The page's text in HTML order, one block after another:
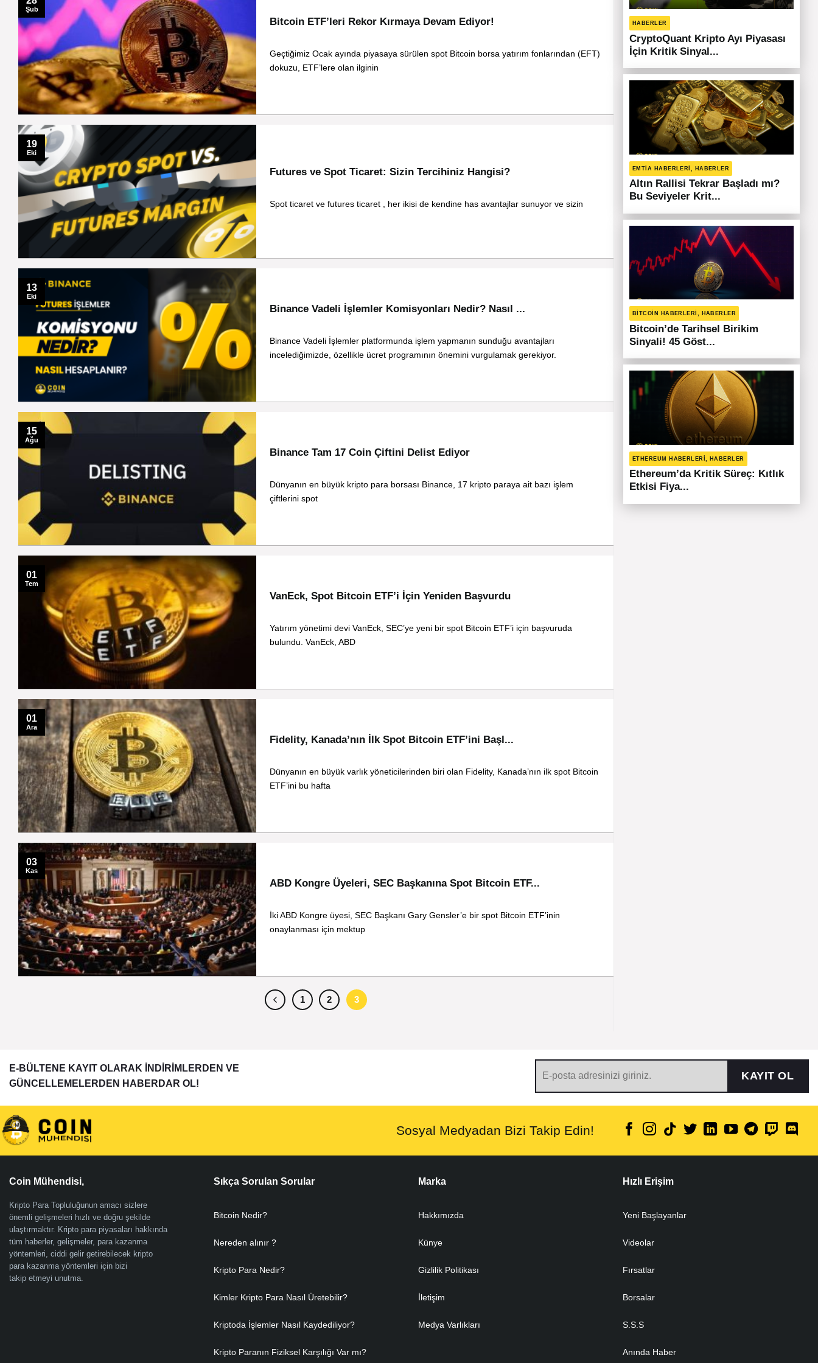
Bitcoin ETF’leri Rekor Kırmaya Devam Ediyor!
Geçtiğimiz Ocak ayında piyasaya sürülen spot Bitcoin borsa yatırım fonlarından (EFT)
dokuzu, ETF’lere olan ilginin
Şub
Futures ve Spot Ticaret: Sizin Tercihiniz Hangisi?
Spot ticaret ve futures ticaret , her ikisi de kendine has avantajlar sunuyor ve sizin
19
Eki
Binance Vadeli İşlemler Komisyonları Nedir? Nasıl ...
Binance Vadeli İşlemler platformunda işlem yapmanın sunduğu avantajları
incelediğimizde, özellikle ücret programının önemini vurgulamak gerekiyor.
13
Eki
Binance Tam 17 Coin Çiftini Delist Ediyor
Dünyanın en büyük kripto para borsası Binance, 17 kripto paraya ait bazı işlem
çiftlerini spot
15
Ağu
VanEck, Spot Bitcoin ETF’i İçin Yeniden Başvurdu
Yatırım yönetimi devi VanEck, SEC’ye yeni bir spot Bitcoin ETF’i için başvuruda
bulundu. VanEck, ABD
01
Tem
Fidelity, Kanada’nın İlk Spot Bitcoin ETF’ini Başl...
Dünyanın en büyük varlık yöneticilerinden biri olan Fidelity, Kanada’nın ilk spot Bitcoin
ETF’ini bu hafta
01
Ara
ABD Kongre Üyeleri, SEC Başkanına Spot Bitcoin ETF...
İki ABD Kongre üyesi, SEC Başkanı Gary Gensler’e bir spot Bitcoin ETF’inin
onaylanması için mektup
03
Kas
1 2 3
HABERLER
CryptoQuant Kripto Ayı Piyasası
İçin Kritik Sinyal...
EMTIA HABERLERI, HABERLER
Altın Rallisi Tekrar Başladı mı?
Bu Seviyeler Krit...
BITCOIN HABERLERI, HABERLER
Bitcoin’de Tarihsel Birikim
Sinyali! 45 Göst...
ETHEREUM HABERLERI, HABERLER
Ethereum’da Kritik Süreç: Kıtlık
Etkisi Fiya...
E-BÜLTENE KAYIT OLARAK İNDİRİMLERDEN VE
GÜNCELLEMELERDEN HABERDAR OL!
KAYIT OL
Sosyal Medyadan Bizi Takip Edin!
Coin Mühendisi,
Kripto Para Topluluğunun amacı sizlere
önemli gelişmeleri hızlı ve doğru şekilde
ulaştırmaktır. Kripto para piyasaları hakkında
tüm haberler, gelişmeler, para kazanma
yöntemleri, ciddi gelir getirebilecek kripto
para kazanma yöntemleri için bizi
takip etmeyi unutma.
Sıkça Sorulan Sorular
Bitcoin Nedir?
Nereden alınır ?
Kripto Para Nedir?
Kimler Kripto Para Nasıl Üretebilir?
Kriptoda İşlemler Nasıl Kaydediliyor?
Kripto Paranın Fiziksel Karşılığı Var mı?
Marka
Hakkımızda
Künye
Gizlilik Politikası
İletişim
Medya Varlıkları
Hızlı Erişim
Yeni Başlayanlar
Videolar
Fırsatlar
Borsalar
S.S.S
Anında Haber